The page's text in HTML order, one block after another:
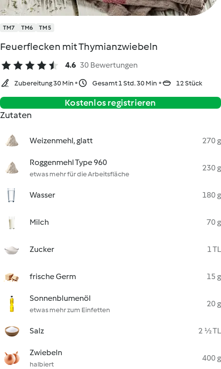
TM7 TM6 TM5
Feuerflecken mit Thymianzwiebeln
4.6 30 Bewertungen
Zubereitung 30 Min Gesamt 1 Std. 30 Min 12 Stück
Kostenlos registrieren
Zutaten
Weizenmehl, glatt 270 g
Roggenmehl Type 960
etwas mehr für die Arbeitsfläche
230 g
Wasser 180 g
Milch 70 g
Zucker 1 TL
frische Germ 15 g
Sonnenblumenöl
etwas mehr zum Einfetten
20 g
Salz 2 ½ TL
Zwiebeln
halbiert
400 g